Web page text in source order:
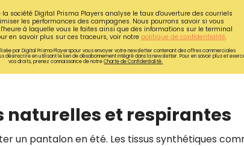
la société Digital Prisma Players analyse le taux d'ouverture des courriels
les performances des campagnes. Nous pourrons savoir si vous
à laquelle vous le faites ainsi que des informations sur le terminal
en savoir plus sur ces traceurs, voir notre politique de confidentialité.
par Digital Prisma Playerspour vous envoyer votre newsletter contenant des offres commerciales
désinscrire en utilisant le lien de désabonnement intégré dans la newsletter. Pour en savoir plus et
vos droits, prenez connaissance de notreCharte de Confidentialité.
naturelles et respirantes
un pantalon en été. Les tissus synthétiques
Recevez
!
Ainsi que la newsletter